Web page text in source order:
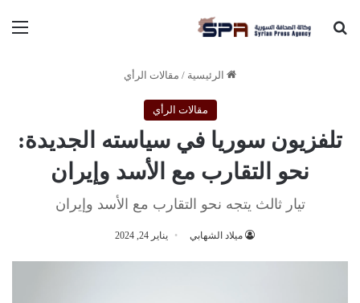
بحث عن
الرئيسية / مقالات الرأي
مقالات الرأي
تلفزيون سوريا في سياسته الجديدة:
نحو التقارب مع الأسد وإيران
تيار ثالث يتجه نحو التقارب مع الأسد وإيران
ميلاد الشهابي يناير 24, 2024